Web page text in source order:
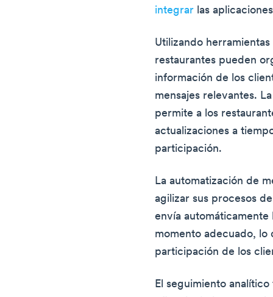
integrar las
Utilizando
restaurantes pueden
información de los
mensajes relevantes.
permite a los
actualizaciones a
participación.
La automatización de
agilizar sus procesos
envía automáticamente
momento adecuado, lo
participación de los
El seguimiento